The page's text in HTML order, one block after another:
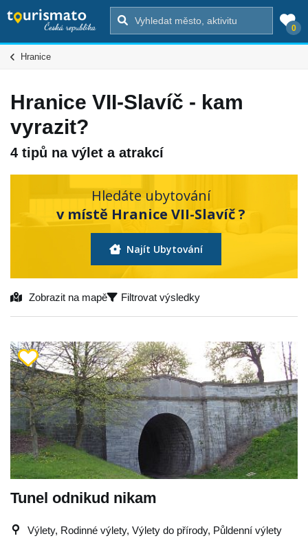
0
Hranice
Hranice VII-Slavíč - kam
vyrazit?
4 tipů na výlet a atrakcí
Hledáte ubytování
v místě Hranice VII-Slavíč ?
Najít Ubytování
Zobrazit na mapě Filtrovat výsledky
Tunel odnikud nikam
Výlety, Rodinné výlety, Výlety do přírody, Půldenní výlety